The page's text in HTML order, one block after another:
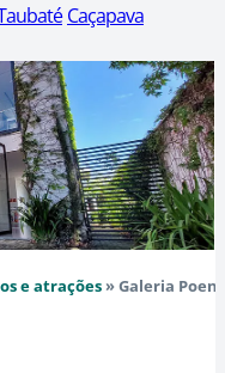
Caçapava
e atrações» Galeria